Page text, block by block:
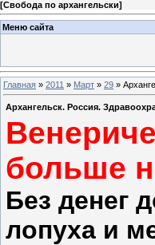
[Свобода по архангельски]
Меню сайта
Главная » 2011 » Март » 29 »
Архангельск. Россия.
больше
Без денег
лопуха и